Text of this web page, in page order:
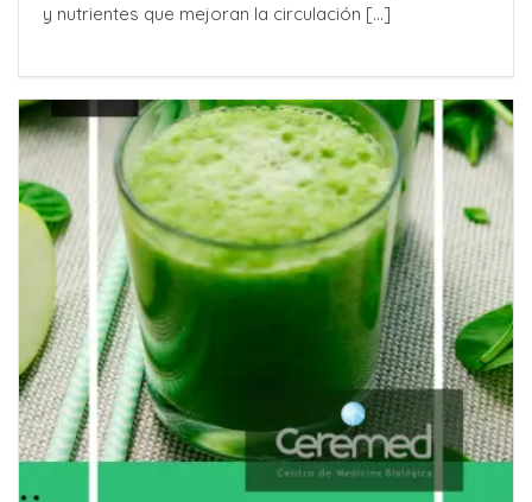
y nutrientes que mejoran la circulación [...]